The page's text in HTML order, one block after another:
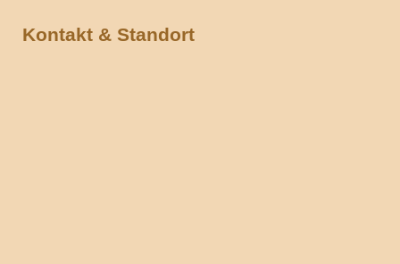
Kontakt & Standort